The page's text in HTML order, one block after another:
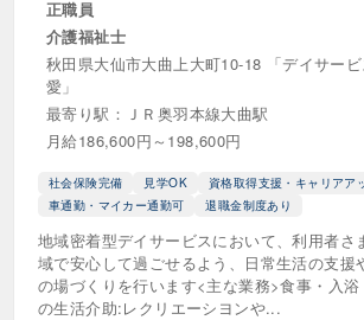
正職員
介護福祉士
秋田県大仙市大曲上大町10-18 「デイサー
愛」
最寄り駅：ＪＲ奥羽本線大曲駅
月給186,600円～198,600円
社会保険完備 見学OK
資格取得支援・キャリアア
車通勤・マイカー通勤可
退職金制度あり
地域密着型デイサービスにおいて、利用者さ
域で安心して過ごせるよう、日常生活の支援
の場づくりを行います<主な業務>食事・入
の生活介助:レクリエーシヨンや...